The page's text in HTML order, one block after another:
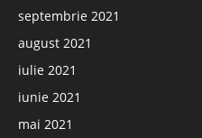
septembrie 2021
august 2021
iulie 2021
iunie 2021
mai 2021